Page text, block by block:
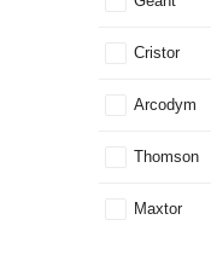
Cristor
Arcodym
Thomson
Maxtor